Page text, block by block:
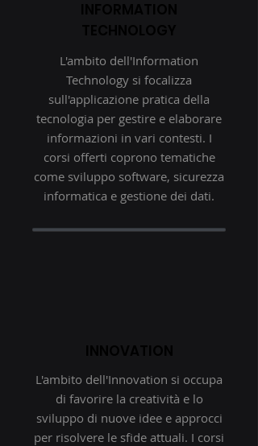
L'ambito dell'Information
Technology si focalizza
sull'applicazione pratica della
tecnologia per gestire e elaborare
informazioni in vari contesti. I
corsi offerti coprono tematiche
come sviluppo software, sicurezza
informatica e gestione dei dati.
L'ambito dell'Innovation si occupa
di favorire la creatività e lo
sviluppo di nuove idee e approcci
per risolvere le sfide attuali. I corsi